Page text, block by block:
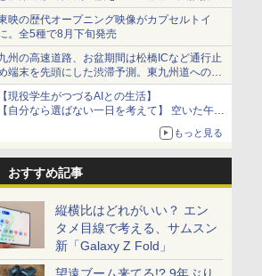
順次無料配信開始
映の歴代オープニング映像がカプセルトイ
。全5種で8月下旬発売
州の高速道路、お盆期間は松橋ICなど通行止
端末を先頭にした渋滞予測。東九州道への迂
は料金調整を実施
現役学生がつづるAIとの生活】
自分なら選ばない一日を考えて】 空いた午後
チャッピーに捧げたら、思わぬ絶景に出会っ
もっと見る
おすすめ記事
縦横比はどれがいい？ エン
タメ目線で考える、サムスン
新「Galaxy Z Fold」